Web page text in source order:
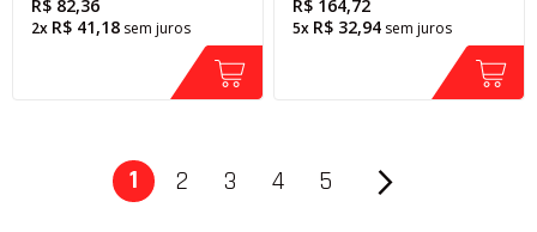
R$ 82,36
2x R$ 41,18 sem juros
R$ 164,72
5x R$ 32,94 sem juros
Página
Você está lendo a página
1 Página
2 Página
3 Página
4 Página
5 Página
Próximo